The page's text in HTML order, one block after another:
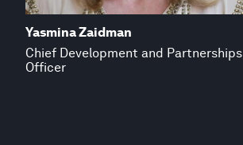
Yasmina Zaidman
Chief Development and Partnerships
Officer